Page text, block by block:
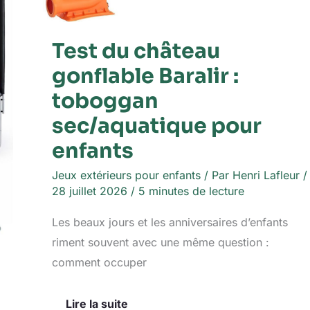
Test du château
gonflable Baralir :
toboggan
sec/aquatique pour
enfants
Jeux extérieurs pour enfants / Par Henri Lafleur /
28 juillet 2026 / 5 minutes de lecture
Les beaux jours et les anniversaires d’enfants
riment souvent avec une même question :
comment occuper
Lire la suite